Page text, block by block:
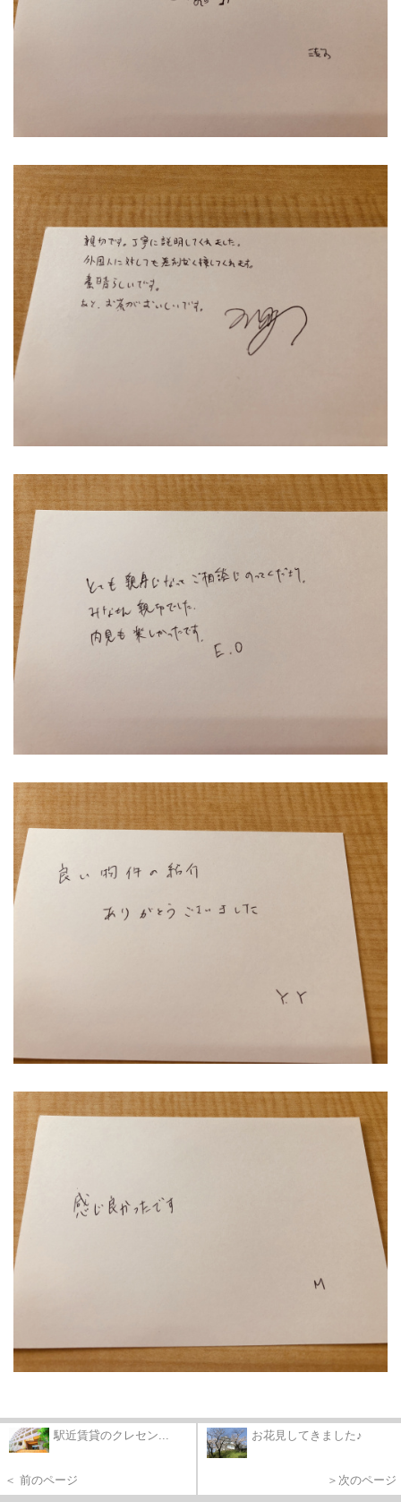
駅近賃貸のクレセン...
＜ 前のページ
お花見してきました♪
＞次のページ